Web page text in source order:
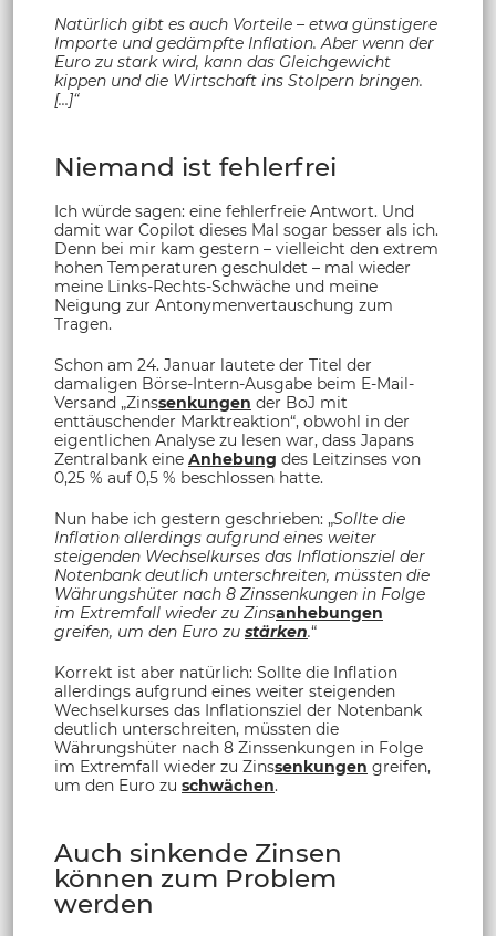
Natürlich gibt es auch Vorteile – etwa günstigere
Importe und gedämpfte Inflation. Aber wenn der
Euro zu stark wird, kann das Gleichgewicht
kippen und die Wirtschaft ins Stolpern bringen.
[…]“
Niemand ist fehlerfrei
Ich würde sagen: eine fehlerfreie Antwort. Und
damit war Copilot dieses Mal sogar besser als ich.
Denn bei mir kam gestern – vielleicht den extrem
hohen Temperaturen geschuldet – mal wieder
meine Links-Rechts-Schwäche und meine
Neigung zur Antonymenvertauschung zum
Tragen.
Schon am 24. Januar lautete der Titel der
damaligen Börse-Intern-Ausgabe beim E-Mail-
Versand „Zinssenkungen der BoJ mit
enttäuschender Marktreaktion“, obwohl in der
eigentlichen Analyse zu lesen war, dass Japans
Zentralbank eine Anhebung des Leitzinses von
0,25 % auf 0,5 % beschlossen hatte.
Nun habe ich gestern geschrieben: „Sollte die
Inflation allerdings aufgrund eines weiter
steigenden Wechselkurses das Inflationsziel der
Notenbank deutlich unterschreiten, müssten die
Währungshüter nach 8 Zinssenkungen in Folge
im Extremfall wieder zu Zinsanhebungen
greifen, um den Euro zu stärken.“
Korrekt ist aber natürlich: Sollte die Inflation
allerdings aufgrund eines weiter steigenden
Wechselkurses das Inflationsziel der Notenbank
deutlich unterschreiten, müssten die
Währungshüter nach 8 Zinssenkungen in Folge
im Extremfall wieder zu Zinssenkungen greifen,
um den Euro zu schwächen.
Auch sinkende Zinsen
können zum Problem
werden